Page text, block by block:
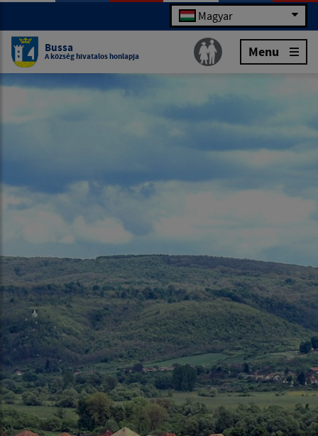
Magyar
Bussa
A község hivatalos honlapja Menu